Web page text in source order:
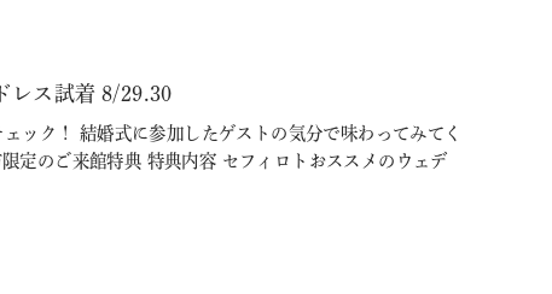
ス試着 8/29.30
ック！ 結婚式に参加したゲストの気分で味わってみてく
定のご来館特典 特典内容 セフィロトおススメのウェデ